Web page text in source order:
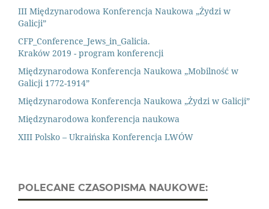
III Międzynarodowa Konferencja Naukowa „Żydzi w
Galicji”
CFP_Conference_Jews_in_Galicia.
Kraków 2019 - program konferencji
Międzynarodowa Konferencja Naukowa „Mobilność w
Galicji 1772-1914”
Międzynarodowa Konferencja Naukowa „Żydzi w Galicji”
Międzynarodowa konferencja naukowa
XIII Polsko – Ukraińska Konferencja LWÓW
POLECANE CZASOPISMA NAUKOWE: